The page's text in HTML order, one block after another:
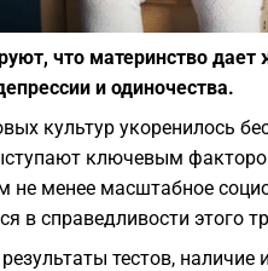
что материнство
и одиночества.
культур укоренилось
ключевым
не менее масштабное
в справедливости этого
тестов,